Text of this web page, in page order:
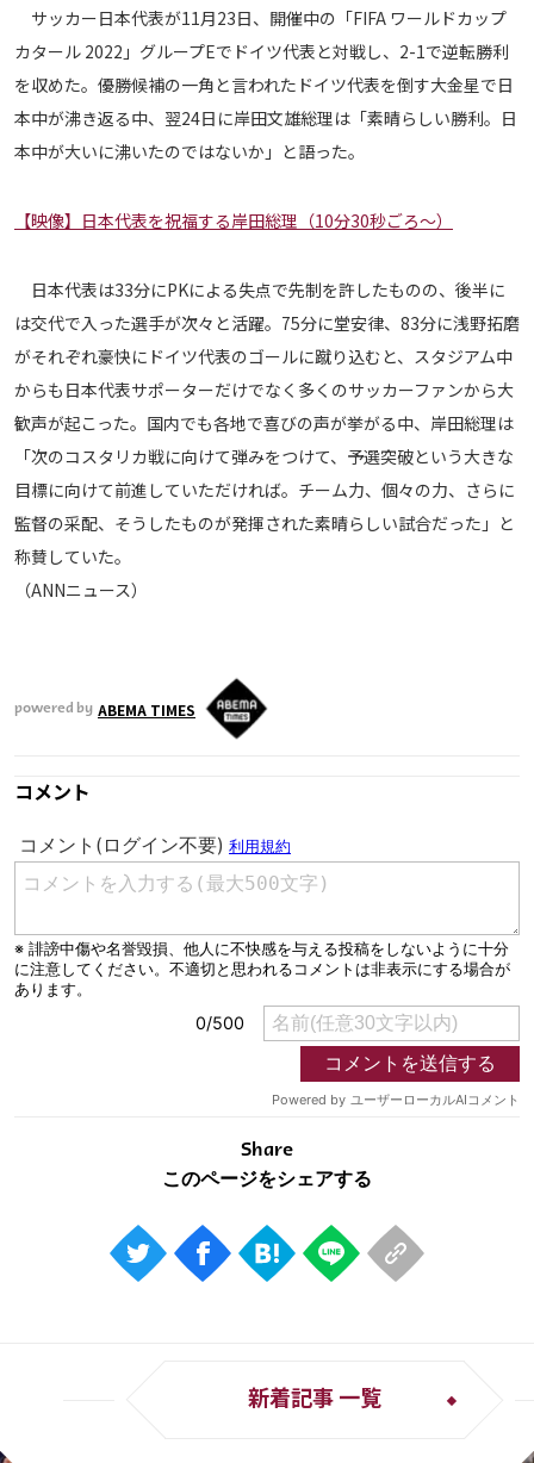
ABEMAの視聴について
iOS Apps
Android
メディアアライアンス
ご利用にあたって
プライバシーポリシー
© AbemaTV. Inc. All Rights Reserved.
サッカー日本代表が11月23日、開催中の「FIFA ワールドカップ
カタール 2022」グループEでドイツ代表と対戦し、2-1で逆転勝利
を収めた。優勝候補の一角と言われたドイツ代表を倒す大金星で日
本中が沸き返る中、翌24日に岸田文雄総理は「素晴らしい勝利。日
本中が大いに沸いたのではないか」と語った。
【映像】日本代表を祝福する岸田総理（10分30秒ごろ～）
日本代表は33分にPKによる失点で先制を許したものの、後半に
は交代で入った選手が次々と活躍。75分に堂安律、83分に浅野拓磨
がそれぞれ豪快にドイツ代表のゴールに蹴り込むと、スタジアム中
からも日本代表サポーターだけでなく多くのサッカーファンから大
歓声が起こった。国内でも各地で喜びの声が挙がる中、岸田総理は
「次のコスタリカ戦に向けて弾みをつけて、予選突破という大きな
目標に向けて前進していただければ。チーム力、個々の力、さらに
監督の采配、そうしたものが発揮された素晴らしい試合だった」と
称賛していた。
（ANNニュース）
powered by ABEMA TIMES
コメント
Share
新着記事 一覧